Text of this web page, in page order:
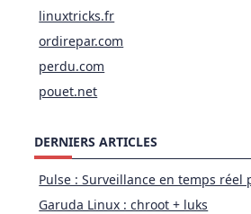
linuxtricks.fr
ordirepar.com
perdu.com
pouet.net
DERNIERS ARTICLES
Pulse : Surveillance en temps réel
Garuda Linux : chroot + luks